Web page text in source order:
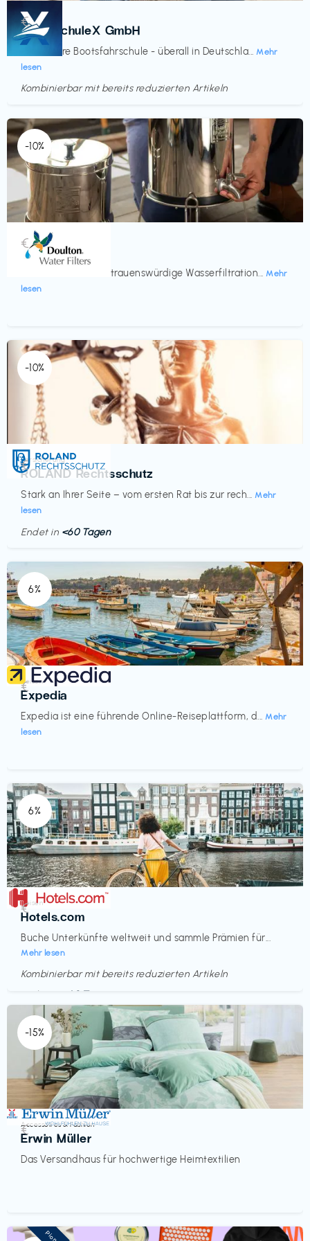
Kurse
BootsschuleX GmbH
Deine faire Bootsfahrschule - überall in Deutschla... Mehr
lesen
€‎
Kombinierbar mit bereits reduzierten Artikeln
-10%
Küche & Haushalt
Doulton
Seit 200 Jahren vertrauenswürdige Wasserfiltration... Mehr
lesen
€‎
-10%
Versicherung
ROLAND Rechtsschutz
Stark an Ihrer Seite – vom ersten Rat bis zur rech... Mehr
lesen
€‎
Endet in <60 Tagen
6%
Reisen
Expedia
Expedia ist eine führende Online-Reiseplattform, d... Mehr
lesen
€‎
6%
Reisen
Hotels.com
Buche Unterkünfte weltweit und sammle Prämien für...
Mehr lesen
€‎
Kombinierbar mit bereits reduzierten Artikeln
Endet in
<60 Tagen
-15%
Accessoires & Fashion
Erwin Müller
Das Versandhaus für hochwertige Heimtextilien
€‎